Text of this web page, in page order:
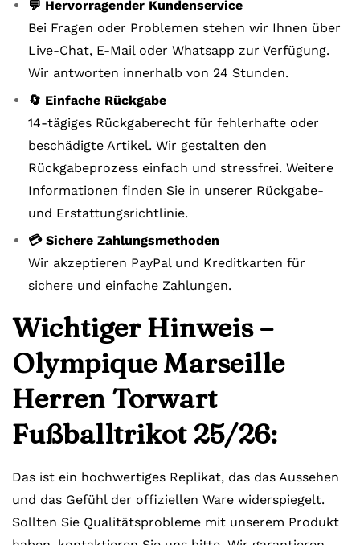
💬 Hervorragender Kundenservice
Bei Fragen oder Problemen stehen wir Ihnen über
Live-Chat, E-Mail oder Whatsapp zur Verfügung.
Wir antworten innerhalb von 24 Stunden.
🔄 Einfache Rückgabe
14-tägiges Rückgaberecht für fehlerhafte oder
beschädigte Artikel. Wir gestalten den
Rückgabeprozess einfach und stressfrei. Weitere
Informationen finden Sie in unserer Rückgabe-
und Erstattungsrichtlinie.
💳 Sichere Zahlungsmethoden
Wir akzeptieren PayPal und Kreditkarten für
sichere und einfache Zahlungen.
Wichtiger Hinweis –
Olympique Marseille
Herren Torwart
Fußballtrikot 25/26:
Das ist ein hochwertiges Replikat, das das Aussehen
und das Gefühl der offiziellen Ware widerspiegelt.
Sollten Sie Qualitätsprobleme mit unserem Produkt